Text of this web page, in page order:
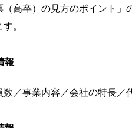
（高卒）の見方のポイント
。
報
数／事業内容／会社の特長／